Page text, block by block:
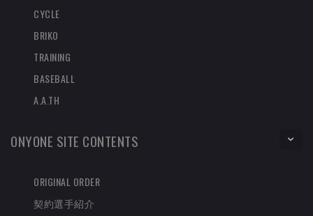
CYCLE
BRIKO
TRAINING
BASEBALL
A.A.TH
ONYONE SITE CONTENTS
ORIGINAL ORDER
契約選手紹介